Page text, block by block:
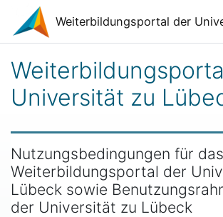
Zum Hauptinhalt
Weiterbildungsportal der
Universität zu
Nutzungsbedingungen für das
Weiterbildungsportal der
Lübeck sowie
der Universität zu Lübeck